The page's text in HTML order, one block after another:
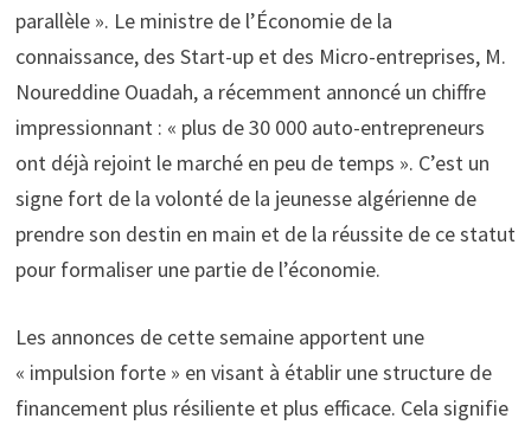
parallèle ». Le ministre de l’Économie de la
connaissance, des Start-up et des Micro-entreprises, M.
Noureddine Ouadah, a récemment annoncé un chiffre
impressionnant : « plus de 30 000 auto-entrepreneurs
ont déjà rejoint le marché en peu de temps ». C’est un
signe fort de la volonté de la jeunesse algérienne de
prendre son destin en main et de la réussite de ce statut
pour formaliser une partie de l’économie.
Les annonces de cette semaine apportent une
« impulsion forte » en visant à établir une structure de
financement plus résiliente et plus efficace. Cela signifie